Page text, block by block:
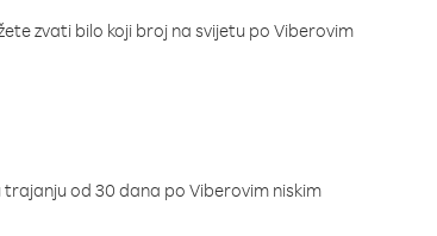
zvati bilo koji broj na svijetu po Viberovim
od 30 dana po Viberovim niskim